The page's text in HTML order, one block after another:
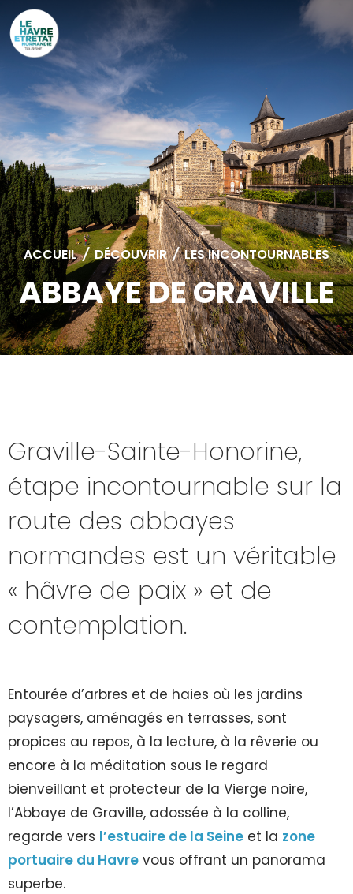
ACCUEIL / DÉCOUVRIR / LES INCONTOURNABLES
ABBAYE DE GRAVILLE
Graville-Sainte-Honorine,
étape incontournable sur la
route des abbayes
normandes est un véritable
« hâvre de paix » et de
contemplation.
Entourée d’arbres et de haies où les jardins
paysagers, aménagés en terrasses, sont
propices au repos, à la lecture, à la rêverie ou
encore à la méditation sous le regard
bienveillant et protecteur de la Vierge noire,
l’Abbaye de Graville, adossée à la colline,
regarde vers l’estuaire de la Seine et la zone
portuaire du Havre vous offrant un panorama
superbe.
Cookies management panel